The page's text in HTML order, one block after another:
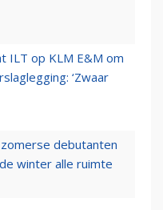
ILT op KLM E&M om
‘Zwaar
debutanten
winter alle ruimte